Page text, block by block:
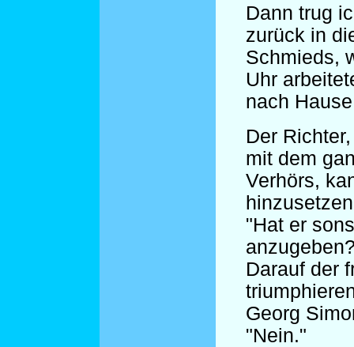
Dann trug
zurück in
Schmieds,
Uhr
nach
Der
mit dem
Verhörs,
"Hat er
Darauf der
Georg
"Nein."